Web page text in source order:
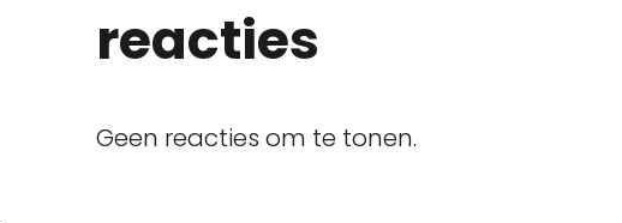
reacties
Geen reacties om te tonen.